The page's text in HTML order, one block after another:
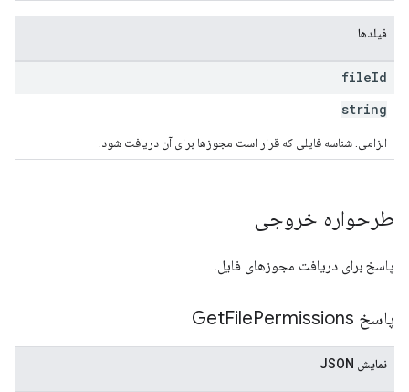
فیلدها
fileId
string
الزامی. شناسه فایلی که قرار است مجوزها برای آن دریافت شود.
طرحواره خروجی
پاسخ برای دریافت مجوزهای فایل.
پاسخ Get FilePermissions
نمایش JSON